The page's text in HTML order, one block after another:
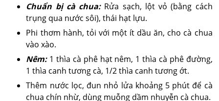
Chuẩn bị cà chua:Rửa sạch, lột vỏ (bằng cách
trụng qua nước sôi), thái hạt lựu.
Phi thơm hành, tỏi với một ít dầu ăn, cho cà chua
vào xào.
Nêm:1 thìa cà phê hạt nêm, 1 thìa cà phê đường,
1 thìa canh tương cà, 1/2 thìa canh tương ớt.
Thêm nước lọc, đun nhỏ lửa khoảng 5 phút để cà
chua chín nhừ, dùng muỗng dầm nhuyễn cà chua.